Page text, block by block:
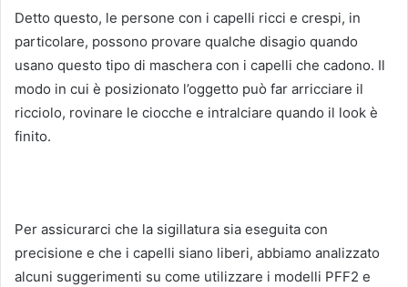
Detto questo, le persone con i capelli ricci e crespi, in
particolare, possono provare qualche disagio quando
usano questo tipo di maschera con i capelli che cadono. Il
modo in cui è posizionato l’oggetto può far arricciare il
ricciolo, rovinare le ciocche e intralciare quando il look è
finito.
Per assicurarci che la sigillatura sia eseguita con
precisione e che i capelli siano liberi, abbiamo analizzato
alcuni suggerimenti su come utilizzare i modelli PFF2 e